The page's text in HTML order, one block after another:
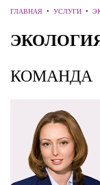
ГЛАВНАЯ • УСЛУГИ •
КОМАНДА